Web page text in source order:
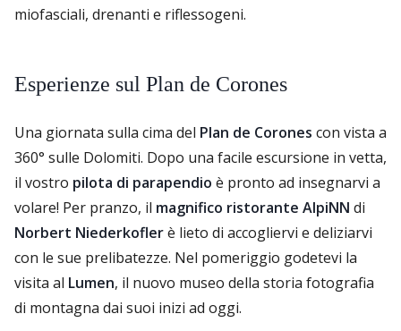
miofasciali, drenanti e riflessogeni.
Esperienze sul Plan de Corones
Una giornata sulla cima del Plan de Corones con vista a
360° sulle Dolomiti. Dopo una facile escursione in vetta,
il vostro pilota di parapendio è pronto ad insegnarvi a
volare! Per pranzo, il magnifico ristorante AlpiNN di
Norbert Niederkoflerè lieto di accogliervi e deliziarvi
con le sue prelibatezze. Nel pomeriggio godetevi la
visita al Lumen, il nuovo museo della storia fotografia
di montagna dai suoi inizi ad oggi.